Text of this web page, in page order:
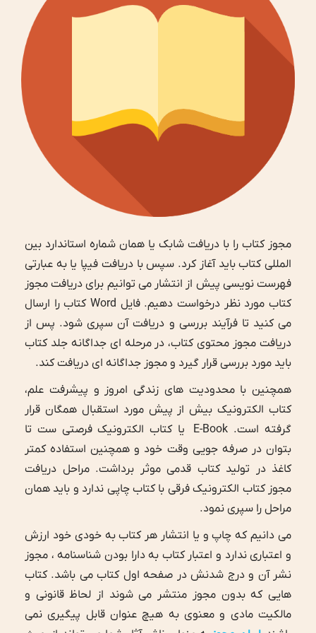
مجوز کتاب را با دریافت شابک یا همان شماره استاندارد بین
المللی کتاب باید آغاز کرد. سپس با دریافت فیپا یا به عبارتی
فهرست نویسی پیش از انتشار می توانیم برای دریافت مجوز
کتاب مورد نظر درخواست دهیم. فایل Word کتاب را ارسال
می کنید تا فرآیند بررسی و دریافت آن سپری شود. پس از
دریافت مجوز محتوی کتاب، در مرحله ای جداگانه جلد کتاب
باید مورد بررسی قرار گیرد و مجوز جداگانه ای دریافت کند.
همچنین با محدودیت های زندگی امروز و پیشرفت علم،
کتاب الکترونیک بیش از پیش مورد استقبال همگان قرار
گرفته است. E-Book یا کتاب الکترونیک فرصتی ست تا
بتوان در صرفه جویی وقت خود و همچنین استفاده کمتر
کاغذ در تولید کتاب قدمی موثر برداشت. مراحل دریافت
مجوز کتاب الکترونیک فرقی با کتاب چاپی ندارد و باید همان
مراحل را سپری نمود.
می دانیم که چاپ و یا انتشار هر کتاب به خودی خود ارزش
و اعتباری ندارد و اعتبار کتاب به دارا بودن شناسنامه ، مجوز
نشر آن و درج شدنش در صفحه اول کتاب می باشد. کتاب
هایی که بدون مجوز منتشر می شوند از لحاظ قانونی و
مالکیت مادی و معنوی به هیچ عنوان قابل پیگیری نمی